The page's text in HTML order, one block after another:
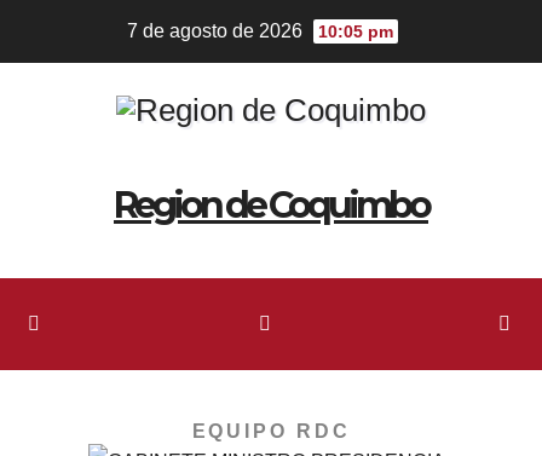
7 de agosto de 2026 10:05 pm
Region de Coquimbo
EQUIPO RDC